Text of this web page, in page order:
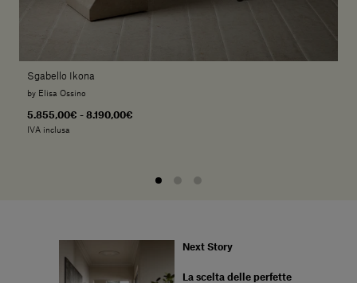
Sgabello Ikona
by Elisa Ossino
5.855,00€ - 8.190,00€
IVA inclusa
Next Story
La scelta delle perfette